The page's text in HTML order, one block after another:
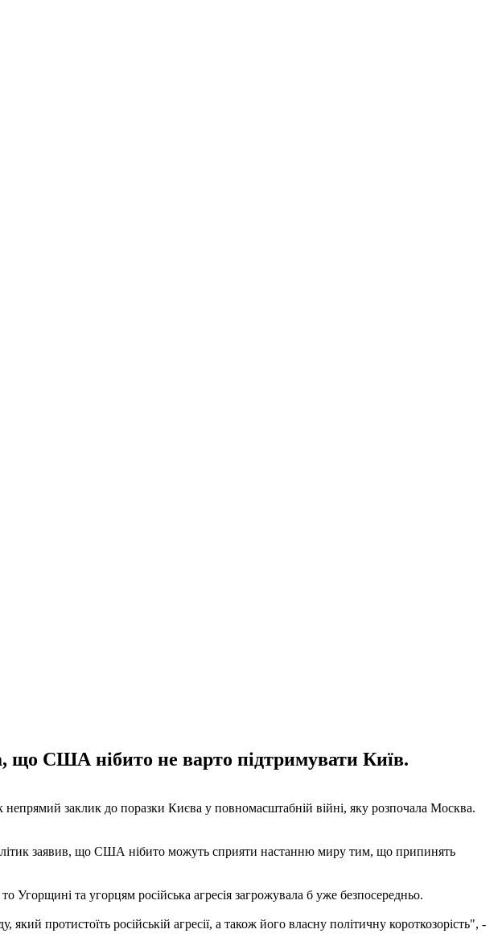
що США нібито не варто підтримувати Київ.
заклик до поразки Києва у повномасштабній війні, яку розпочала Москва.
заявив, що США нібито можуть сприяти настанню миру тим, що припинять
та угорцям російська агресія загрожувала б уже безпосередньо.
протистоїть російській агресії, а також його власну політичну короткозорість", -